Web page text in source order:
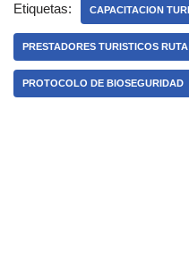
Etiquetas: CAPACITACION
PRESTADORES TURISTICOS
PROTOCOLO DE BIOSEGURIDAD